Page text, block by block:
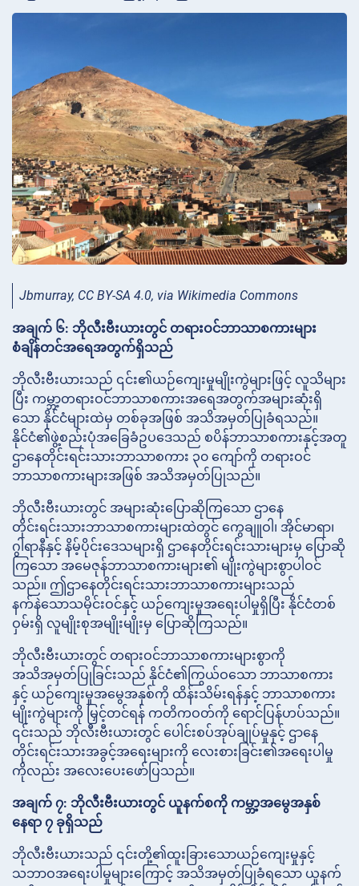
Jbmurray, CC BY-SA 4.0, via Wikimedia Commons
အချက် ၆: ဘိုလီးဗီးယားတွင် တရားဝင်ဘာသာစကားများ
စံချိန်တင်အရေအတွက်ရှိသည်
ဘိုလီးဗီးယားသည် ၎င်း၏ယဉ်ကျေးမှုမျိုးကွဲများဖြင့် လူသိများ
ပြီး ကမ္ဘာ့တရားဝင်ဘာသာစကားအရေအတွက်အများဆုံးရှိ
သော နိုင်ငံများထဲမှ တစ်ခုအဖြစ် အသိအမှတ်ပြုခံရသည်။
နိုင်ငံ၏ဖွဲ့စည်းပုံအခြေခံဥပဒေသည် စပိန်ဘာသာစကားနှင့်အတူ
ဌာနေတိုင်းရင်းသားဘာသာစကား ၃၀ ကျော်ကို တရားဝင်
ဘာသာစကားများအဖြစ် အသိအမှတ်ပြုသည်။
ဘိုလီးဗီးယားတွင် အများဆုံးပြောဆိုကြသော ဌာနေ
တိုင်းရင်းသားဘာသာစကားများထဲတွင် ကွေချူဝါ၊ အိုင်မာရာ၊
ဂွါရာနီနှင့် နိမ့်ပိုင်းဒေသများရှိ ဌာနေတိုင်းရင်းသားများမှ ပြောဆို
ကြသော အမေဇုန်ဘာသာစကားများ၏ မျိုးကွဲများစွာပါဝင်
သည်။ ဤဌာနေတိုင်းရင်းသားဘာသာစကားများသည်
နက်နဲသောသမိုင်းဝင်နှင့် ယဉ်ကျေးမှုအရေးပါမှုရှိပြီး နိုင်ငံတစ်
ဝှမ်းရှိ လူမျိုးစုအမျိုးမျိုးမှ ပြောဆိုကြသည်။
ဘိုလီးဗီးယားတွင် တရားဝင်ဘာသာစကားများစွာကို
အသိအမှတ်ပြုခြင်းသည် နိုင်ငံ၏ကြွယ်ဝသော ဘာသာစကား
နှင့် ယဉ်ကျေးမှုအမွေအနှစ်ကို ထိန်းသိမ်းရန်နှင့် ဘာသာစကား
မျိုးကွဲများကို မြှင့်တင်ရန် ကတိကဝတ်ကို ရောင်ပြန်ဟပ်သည်။
၎င်းသည် ဘိုလီးဗီးယားတွင် ပေါင်းစပ်အုပ်ချုပ်မှုနှင့် ဌာနေ
တိုင်းရင်းသားအခွင့်အရေးများကို လေးစားခြင်း၏အရေးပါမှု
ကိုလည်း အလေးပေးဖော်ပြသည်။
အချက် ၇: ဘိုလီးဗီးယားတွင် ယူနက်စကို ကမ္ဘာ့အမွေအနှစ်
နေရာ ၇ ခုရှိသည်
ဘိုလီးဗီးယားသည် ၎င်းတို့၏ထူးခြားသောယဉ်ကျေးမှုနှင့်
သဘာဝအရေးပါမှုများကြောင့် အသိအမှတ်ပြုခံရသော ယူနက်